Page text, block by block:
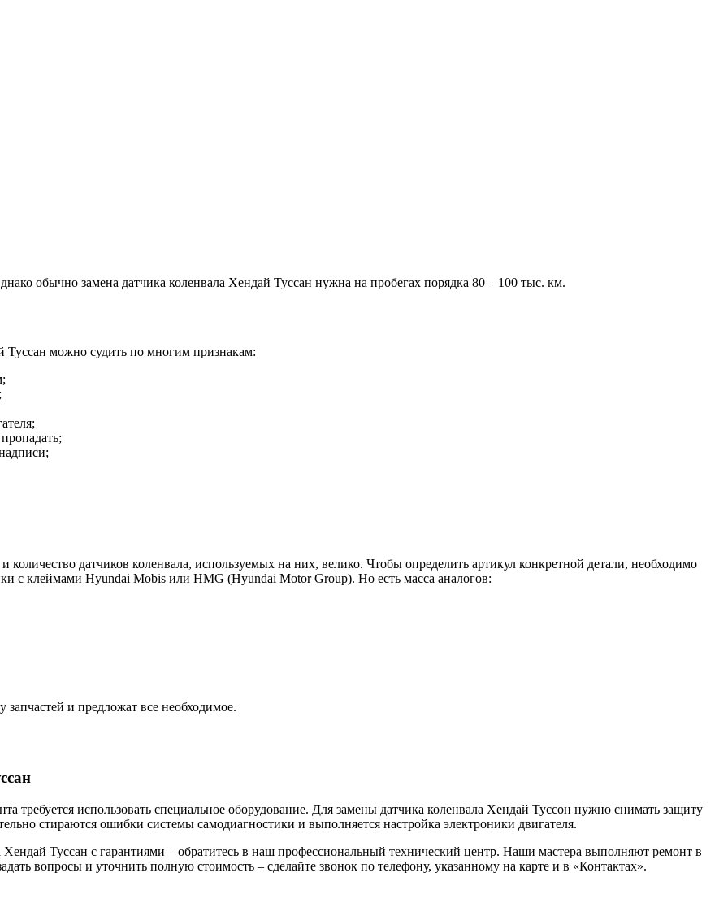
обычно замена датчика коленвала Хендай Туссан нужна на пробегах порядка 80 – 100 тыс. км.
Туссан можно судить по многим признакам:
количество датчиков коленвала, используемых на них, велико. Чтобы определить артикул конкретной детали, необходимо
с клеймами Hyundai Mobis или HMG (Hyundai Motor Group). Но есть масса аналогов:
и предложат все необходимое.
требуется использовать специальное оборудование. Для замены датчика коленвала Хендай Туссон нужно снимать защиту
стираются ошибки системы самодиагностики и выполняется настройка электроники двигателя.
Туссан с гарантиями – обратитесь в наш профессиональный технический центр. Наши мастера выполняют ремонт в
вопросы и уточнить полную стоимость – сделайте звонок по телефону, указанному на карте и в «Контактах».